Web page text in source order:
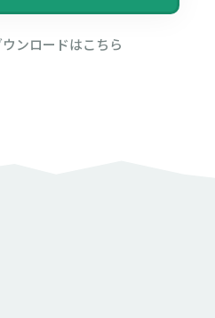
ンロードはこちら